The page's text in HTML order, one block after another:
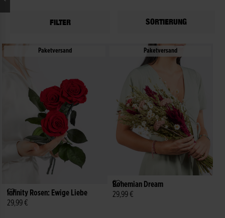
FILTER SORTIERUNG
Paketversand
Infinity Rosen: Ewige Liebe
29,99 €
Paketversand
Bohemian Dream
29,99 €